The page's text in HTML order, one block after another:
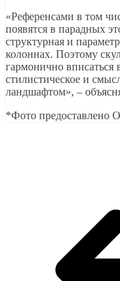
«Референсами в том
появятся в парадных
структурная и
колоннах. Поэтому
гармонично вписаться
стилистическое и
ландшафтом», –
*Фото предоставлено